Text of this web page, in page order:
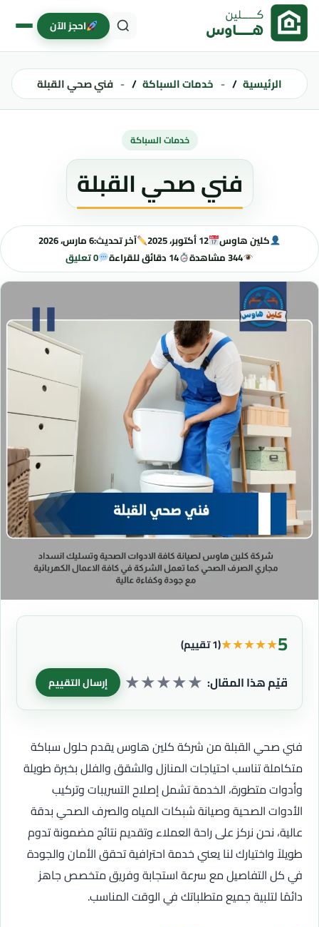
تخطى إلى المحتوى
احجز الآن
الرئيسية خدمات السباكة فني صحي القبلة
خدمات السباكة
فني صحي القبلة
كلين هاوس 12 أكتوبر، 2025 آخر تحديث:6 مارس، 2026
344 مشاهدة
14 دقائق للقراءة 0 تعليق
5
★
★
★
★
★(1 تقييم)
قيّم هذا المقال: ★
★
★
★
★ إرسال التقييم
فني صحي القبلة من شركة كلين هاوس يقدم حلول سباكة
متكاملة تناسب احتياجات المنازل والشقق والفلل بخبرة طويلة
وأدوات متطورة، الخدمة تشمل إصلاح التسريبات وتركيب
الأدوات الصحية وصيانة شبكات المياه والصرف الصحي بدقة
عالية، نحن نركز على راحة العملاء وتقديم نتائج مضمونة تدوم
طويلاً واختيارك لنا يعني خدمة احترافية تحقق الأمان والجودة
في كل التفاصيل مع سرعة استجابة وفريق متخصص جاهز
دائمًا لتلبية جميع متطلباتك في الوقت المناسب.